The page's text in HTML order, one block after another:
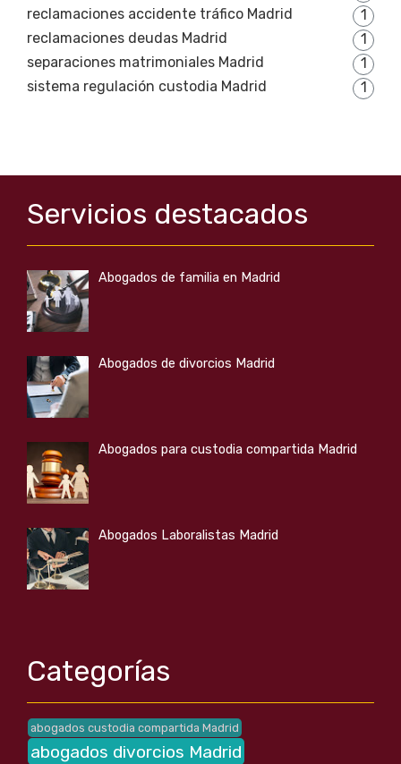
reclamaciones accidente tráfico Madrid
1
reclamaciones deudas Madrid
1
separaciones matrimoniales Madrid
1
sistema regulación custodia Madrid
1
Servicios destacados
Abogados de familia en Madrid
Abogados de divorcios Madrid
Abogados para custodia compartida Madrid
Abogados Laboralistas Madrid
Categorías
abogados custodia compartida Madrid
abogados divorcios Madrid